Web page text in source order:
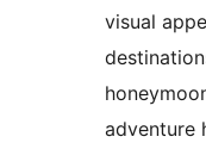
visual
adventure